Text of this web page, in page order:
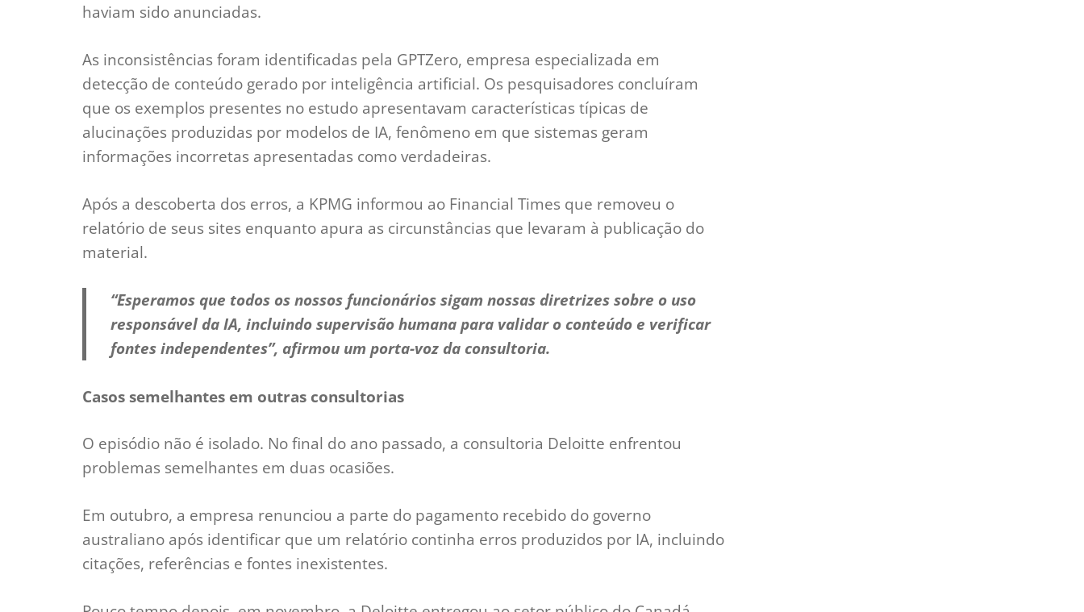
haviam sido anunciadas.
As inconsistências foram identificadas pela GPTZero, empresa especializada em
detecção de conteúdo gerado por inteligência artificial. Os pesquisadores concluíram
que os exemplos presentes no estudo apresentavam características típicas de
alucinações produzidas por modelos de IA, fenômeno em que sistemas geram
informações incorretas apresentadas como verdadeiras.
Após a descoberta dos erros, a KPMG informou ao Financial Times que removeu o
relatório de seus sites enquanto apura as circunstâncias que levaram à publicação do
material.
“Esperamos que todos os nossos funcionários sigam nossas diretrizes sobre o uso
responsável da IA, incluindo supervisão humana para validar o conteúdo e verificar
fontes independentes”, afirmou um porta-voz da consultoria.
Casos semelhantes em outras consultorias
O episódio não é isolado. No final do ano passado, a consultoria Deloitte enfrentou
problemas semelhantes em duas ocasiões.
Em outubro, a empresa renunciou a parte do pagamento recebido do governo
australiano após identificar que um relatório continha erros produzidos por IA, incluindo
citações, referências e fontes inexistentes.